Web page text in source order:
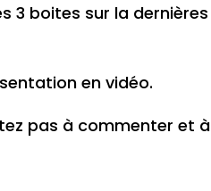
3 boites sur la dernières
en vidéo.
pas à commenter et à